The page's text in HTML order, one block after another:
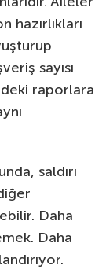
hazırlıkları
sayısı
raporlara
saldırı
Daha
Daha